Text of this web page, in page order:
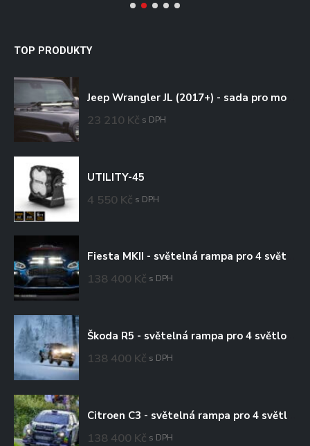
TOP PRODUKTY
23 210 Kč s DPH
UTILITY-45
4 550 Kč s DPH
138 400 Kč s DPH
138 400 Kč s DPH
138 400 Kč s DPH